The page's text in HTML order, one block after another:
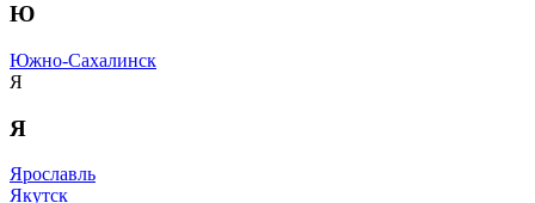
Ю
Южно-Сахалинск
Я
Я
Ярославль
Якутск